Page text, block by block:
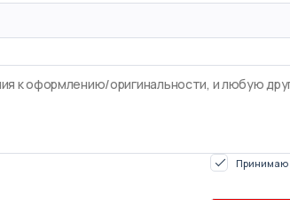
Принимаю